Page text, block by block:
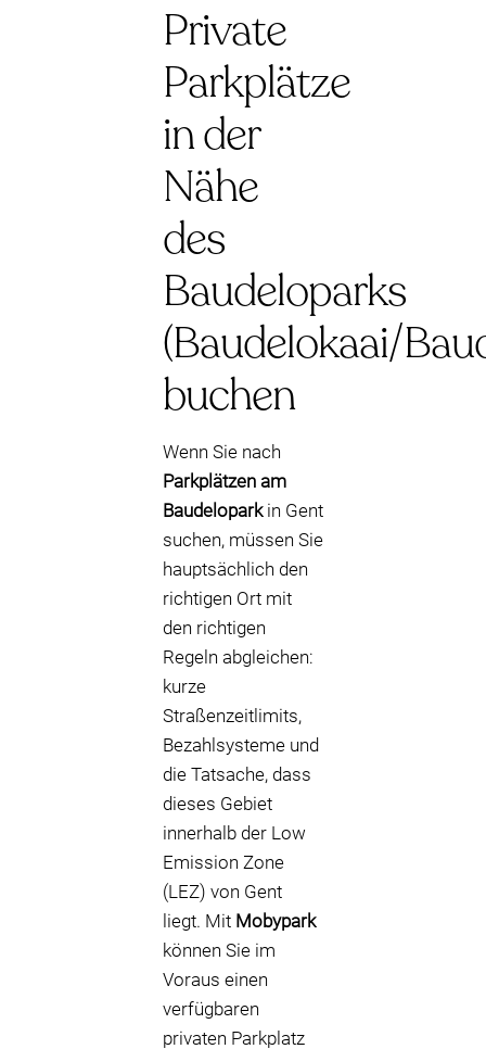
Private
Parkplätze
in der
Nähe
des
Baudeloparks
(Baudelokaai/
buchen
Wenn Sie nach
Parkplätzen am
Baudeloparkin Gent
suchen, müssen Sie
hauptsächlich den
richtigen Ort mit
den richtigen
Regeln abgleichen:
kurze
Straßenzeitlimits,
Bezahlsysteme und
die Tatsache, dass
dieses Gebiet
innerhalb der Low
Emission Zone
(LEZ) von Gent
liegt. Mit Mobypark
können Sie im
Voraus einen
verfügbaren
privaten Parkplatz